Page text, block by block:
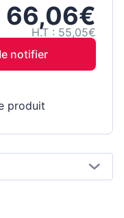
66,06€
H.T : 55,05€
notifier
produit